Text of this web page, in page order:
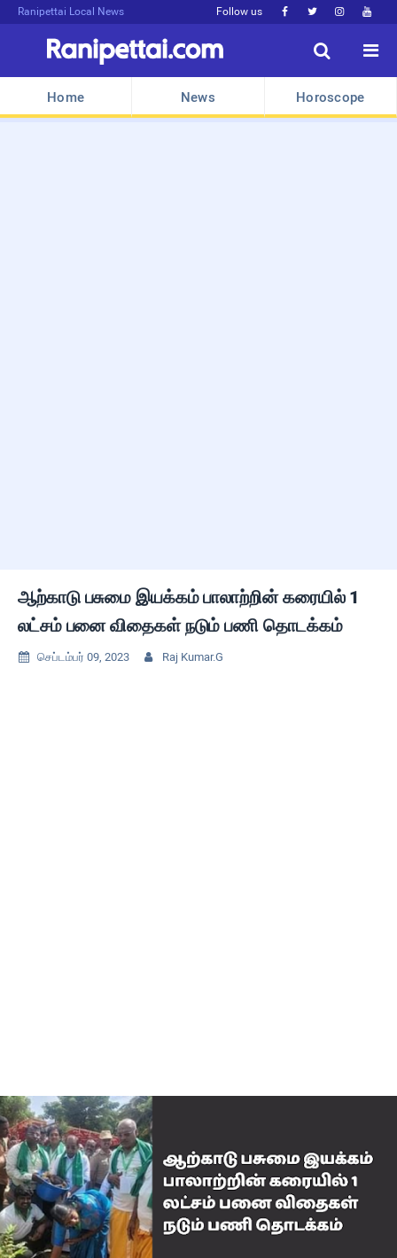
Ranipettai Local News Follow us    


Home News Horoscope
ஆற்காடு பசுமை இயக்கம் பாலாற்றின் கரையில் 1
லட்சம் பனை விதைகள் நடும் பணி தொடக்கம்
 செப்டம்பர் 09, 2023  Raj Kumar.G